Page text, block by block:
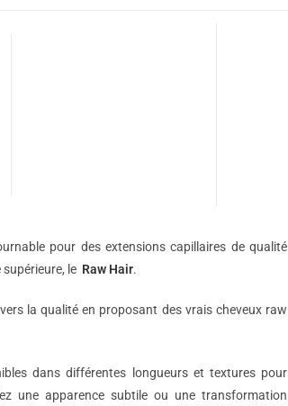
pour des extensions capillaires de qualité
le Raw Hair.
la qualité en proposant des vrais cheveux raw
dans différentes longueurs et textures pour
une apparence subtile ou une transformation